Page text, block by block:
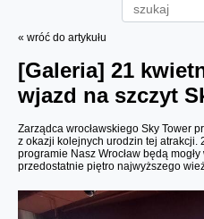
« wróć do artykułu
[Galeria] 21
wjazd na szczyt
Zarządca wrocławskiego Sky Tower
z okazji kolejnych urodzin tej atrakcji.
programie Nasz Wrocław będą
przedostatnie piętro najwyższego